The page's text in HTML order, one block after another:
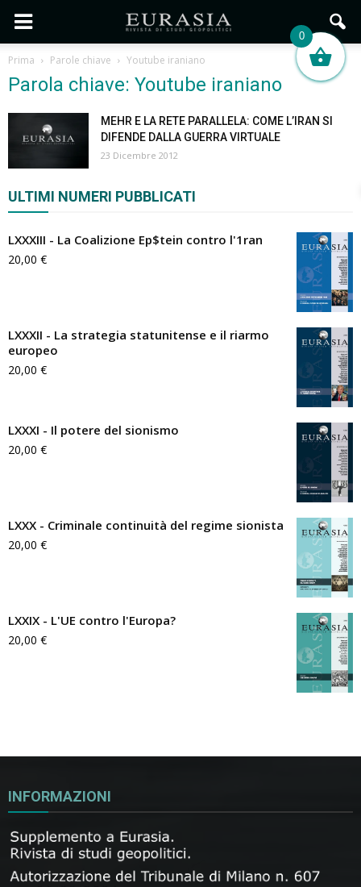
Prima Parole chiave Youtube iraniano
Parola chiave: Youtube iraniano
MEHR E LA RETE PARALLELA: COME L’IRAN SI
DIFENDE DALLA GUERRA VIRTUALE
23 Dicembre 2012
ULTIMI NUMERI PUBBLICATI
LXXXIII - La Coalizione Ep$tein contro l'1ran
20,00 €
LXXXII - La strategia statunitense e il riarmo
europeo
20,00 €
LXXXI - Il potere del sionismo
20,00 €
LXXX - Criminale continuità del regime sionista
20,00 €
LXXIX - L'UE contro l'Europa?
20,00 €
INFORMAZIONI
0